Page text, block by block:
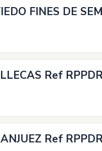
FINES DE
Ref
Ref